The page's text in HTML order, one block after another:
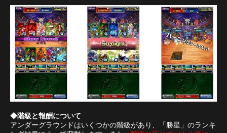
◆階級と報酬について
アンダーグラウンドはいくつかの階級があり、「勝星」のランキ